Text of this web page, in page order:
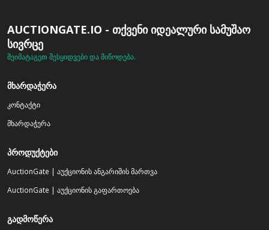
AUCTIONGATE.IO - ᲗᲥᲕᲔᲜᲘ ᲘᲓᲔᲐᲚᲣᲠᲘ ᲡᲐᲛᲣᲨᲐᲝ
ᲡᲘᲕᲠᲪᲔ
შეიმატაგეთ შესყიდვები და მიწოდება.
ᲛᲮᲐᲠᲓᲐᲭᲔᲠᲐ
კონტაქტი
მხარდაჭერა
ᲞᲠᲝᲓᲣᲥᲢᲔᲑᲘ
AuctionGate | აუქციონის ანგარიშის მართვა
AuctionGate | აუქციონის გაფართოება
ᲒᲐᲓᲛᲝᲬᲔᲠᲐ